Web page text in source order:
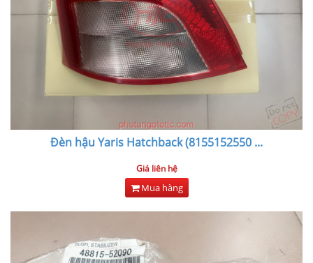
Đèn hậu Yaris Hatchback (8155152550 ...
Giá liên hệ
Mua hàng